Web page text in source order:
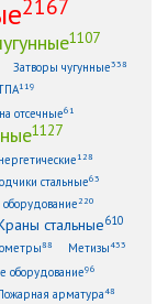
2167
1107
Затворы чугунные338
119
отсечные61
1127
128
стальные63
оборудование220
стальные610
88 Метизы433
оборудование96
арматура48